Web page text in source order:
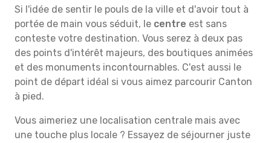
Si l'idée de sentir le pouls de la ville et d'avoir tout à
portée de main vous séduit, le centre est sans
conteste votre destination. Vous serez à deux pas
des points d'intérêt majeurs, des boutiques animées
et des monuments incontournables. C'est aussi le
point de départ idéal si vous aimez parcourir Canton
à pied.
Vous aimeriez une localisation centrale mais avec
une touche plus locale ? Essayez de séjourner juste